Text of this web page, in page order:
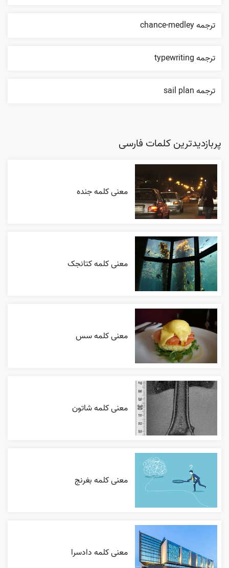
ترجمه chance-medley
ترجمه typewriting
ترجمه sail plan
پربازدیدترین کلمات فارسی
معنی کلمه جنده
معنی کلمه کتانجک
معنی کلمه سس
معنی کلمه شاتون
معنی کلمه بغرنج
معنی کلمه دادسرا